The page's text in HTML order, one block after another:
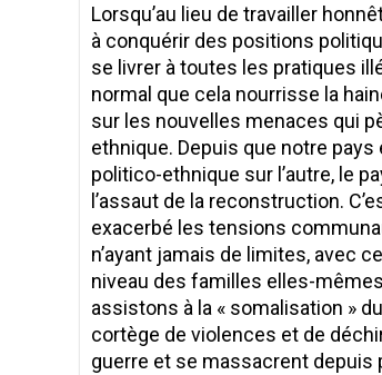
Lorsqu’au lieu de travailler
à conquérir des positions
se livrer à toutes les pratiques
normal que cela nourrisse la
sur les nouvelles menaces qui
ethnique. Depuis que notre
politico-ethnique sur l’autre, le
l’assaut de la reconstruction.
exacerbé les tensions
n’ayant jamais de limites, avec
niveau des familles elles-
assistons à la « somalisation »
cortège de violences et de
guerre et se massacrent depuis